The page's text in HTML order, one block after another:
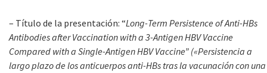
– Título de la presentación: “Long-Term Persistence of Anti-HBs
Antibodies after Vaccination with a 3-Antigen HBV Vaccine
Compared with a Single-Antigen HBV Vaccine” («Persistencia a
largo plazo de los anticuerpos anti-HBs tras la vacunación con una